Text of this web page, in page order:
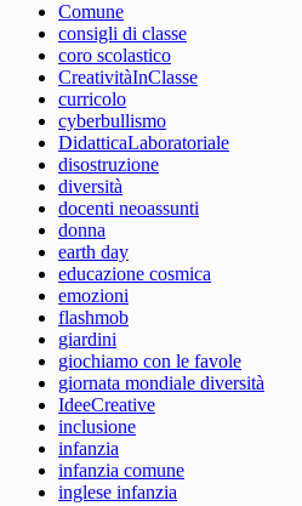
Comune
consigli di classe
coro scolastico
CreativitàInClasse
curricolo
cyberbullismo
DidatticaLaboratoriale
disostruzione
diversità
docenti neoassunti
donna
earth day
educazione cosmica
emozioni
flashmob
giardini
giochiamo con le favole
giornata mondiale diversità
IdeeCreative
inclusione
infanzia
infanzia comune
inglese infanzia